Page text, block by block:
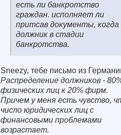
есть ли банкротство
граждан. исполняет ли
притсав документы, когда
должник в стадии
банкротства.
Sneezy, тебе письмо из
Распределение должников -
физических лиц к 20% фирм.
Причем у меня есть чувство,
число юридических лиц с
финансовыми проблемами
возрастает.